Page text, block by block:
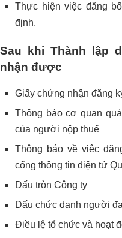
Thực hiện việc đăng
định.
Sau khi Thành lập
nhận được
Giấy chứng nhận đăng
Thông báo cơ quan
của người nộp thuế
Thông báo về việc
cổng thông tin điện tử
Dấu tròn Công ty
Dấu chức danh người
Điều lệ tổ chức và hoạt